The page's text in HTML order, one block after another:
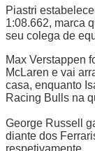
Piastri
1:08.662, marca
seu colega de
Max Verstappen
McLaren e vai
casa, enquanto
Racing Bulls na
George Russell
diante dos
respetivamente.